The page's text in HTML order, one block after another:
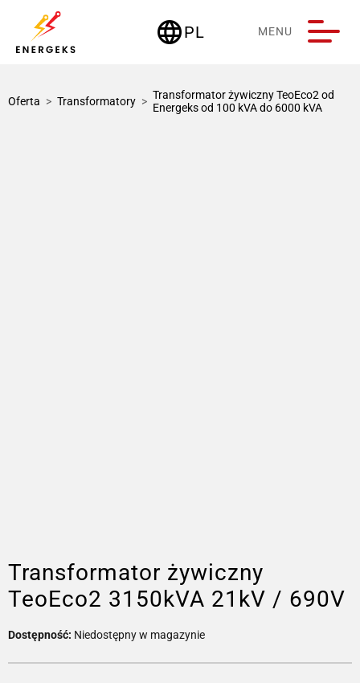
languagePL
Deutschland MENU
Oferta > Transformatory > Transformator żywiczny TeoEco2 od
Energeks od 100 kVA do 6000 kVA
Transformator żywiczny
TeoEco2 3150kVA 21kV / 690V
Dostępność: Niedostępny w magazynie